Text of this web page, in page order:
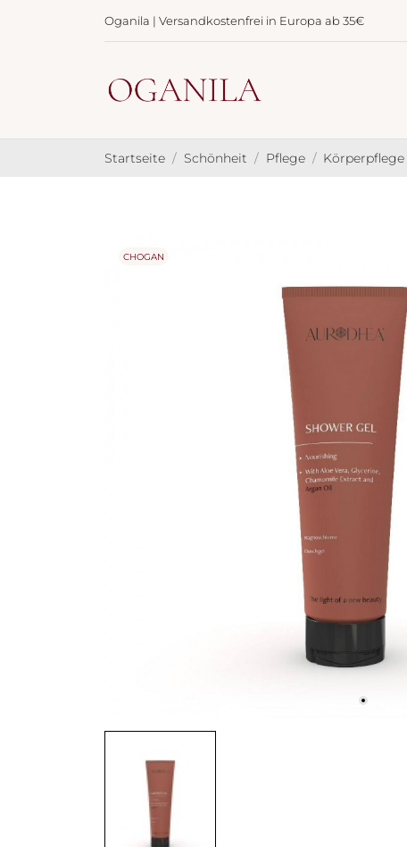
Oganila | Versandkostenfrei in Europa ab 35€
Startseite Schönheit Pflege Körperpflege
CHOGAN